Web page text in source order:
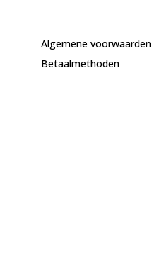
Algemene voorwaarden
Betaalmethoden